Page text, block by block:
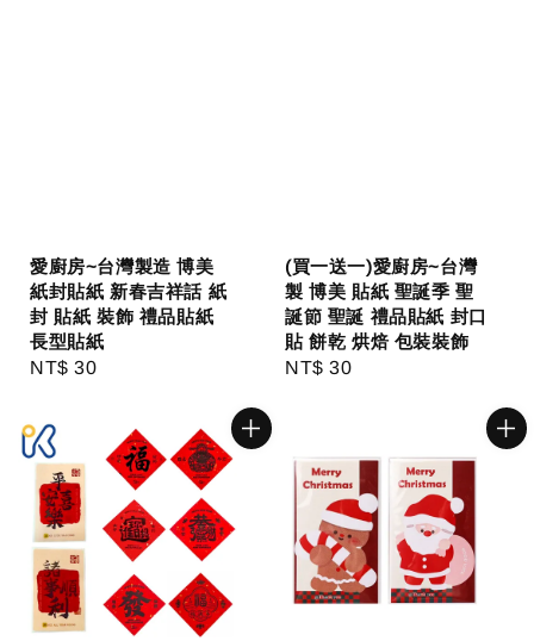
愛廚房~台灣製造 博美
紙封貼紙 新春吉祥話 紙
封 貼紙 裝飾 禮品貼紙
長型貼紙
Regular
NT$ 30
(買一送一)愛廚房~台灣
製 博美 貼紙 聖誕季 聖
誕節 聖誕 禮品貼紙 封口
貼 餅乾 烘焙 包裝裝飾
Regular
NT$ 30